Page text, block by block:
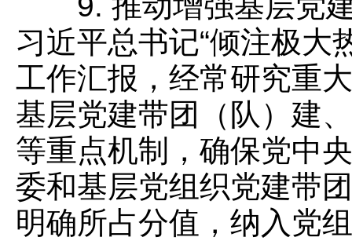
习近平总书记“倾注极大
工作汇报，经常研究重
基层党建带团（队）建
等重点机制，确保党中
委和基层党组织党建带
明确所占分值，纳入党